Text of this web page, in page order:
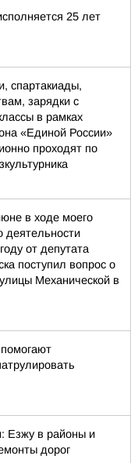
25 лет
спартакиады,
зарядки с
в рамках
«Единой России»
проходят по
в ходе моего
деятельности
от депутата
поступил вопрос о
Механической в
Езжу в районы и
дорог